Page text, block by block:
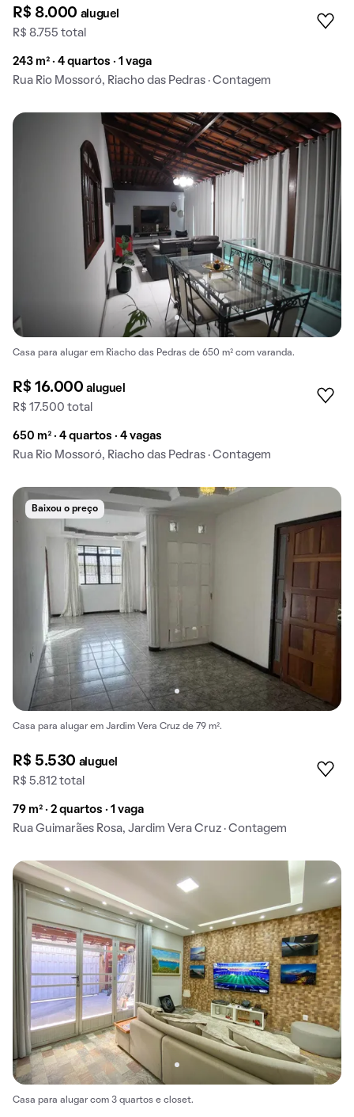
R$ 8.000 aluguel
R$ 8.755 total
243 m² · 4 quartos · 1 vaga
Rua Rio Mossoró, Riacho das Pedras · Contagem
Casa para alugar em Riacho das Pedras de 650 m² com varanda.
R$ 16.000aluguel
R$ 17.500 total
650 m² · 4 quartos · 4 vagas
Rua Rio Mossoró, Riacho das Pedras · Contagem
Baixou o preço
Casa para alugar em Jardim Vera Cruz de 79 m².
R$ 5.530 aluguel
R$ 5.812 total
79 m² · 2 quartos · 1 vaga
Rua Guimarães Rosa, Jardim Vera Cruz · Contagem
Casa para alugar com 3 quartos e closet.